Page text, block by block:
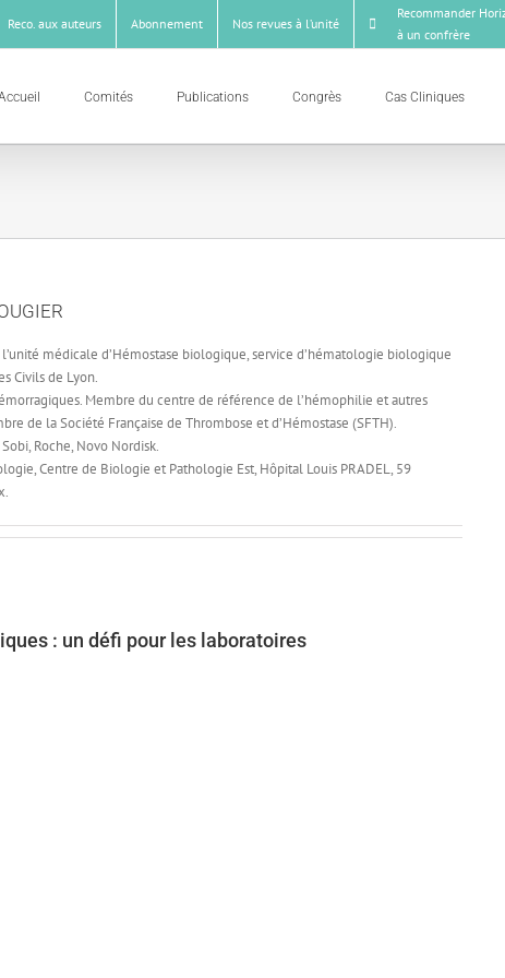
Reco. aux auteurs Abonnement Nos revues à l’unité
Recommander
à un confrère
Comités Publications Congrès Cas Cliniques
médicale d’Hémostase biologique, service d’hématologie biologique
Civils de Lyon.
Membre du centre de référence de l’hémophilie et autres
de la Société Française de Thrombose et d’Hémostase (SFTH).
Roche, Novo Nordisk.
Centre de Biologie et Pathologie Est, Hôpital Louis PRADEL, 59
: un défi pour les laboratoires